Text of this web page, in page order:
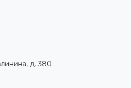
д. 380